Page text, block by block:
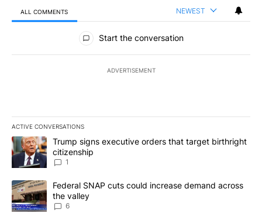
ALL COMMENTS NEWEST
All Comments
Start the conversation
ADVERTISEMENT
ACTIVE CONVERSATIONS
The following is a list of the most commented articles in the last
A trending article titled "Trump signs executive orders that
Trump signs executive orders that target birthright
citizenship
1
A trending article titled "Federal SNAP cuts could increase
Federal SNAP cuts could increase demand across
the valley
6